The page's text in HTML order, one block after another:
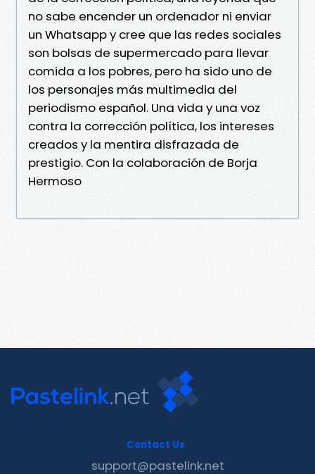
no sabe encender un ordenador ni enviar
un Whatsapp y cree que las redes sociales
son bolsas de supermercado para llevar
comida a los pobres, pero ha sido uno de
los personajes más multimedia del
periodismo español. Una vida y una voz
contra la corrección política, los intereses
creados y la mentira disfrazada de
prestigio. Con la colaboración de Borja
Hermoso
Contact Us
support@pastelink.net